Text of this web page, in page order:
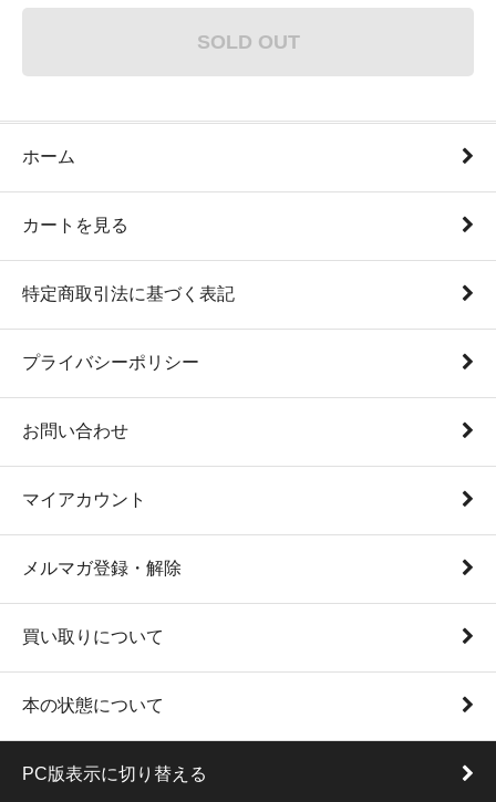
SOLD OUT
ホーム
カートを見る
特定商取引法に基づく表記
プライバシーポリシー
お問い合わせ
マイアカウント
メルマガ登録・解除
買い取りについて
本の状態について
PC版表示に切り替える